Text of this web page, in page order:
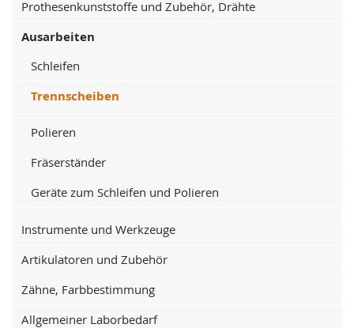
Prothesenkunststoffe und Zubehör, Drähte
Ausarbeiten
Schleifen
Trennscheiben
Polieren
Fräserständer
Geräte zum Schleifen und Polieren
Instrumente und Werkzeuge
Artikulatoren und Zubehör
Zähne, Farbbestimmung
Allgemeiner Laborbedarf